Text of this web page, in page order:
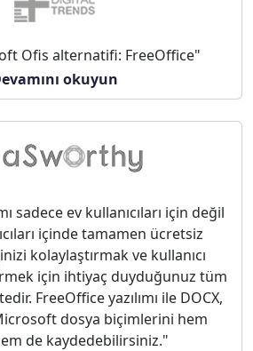
Ofis alternatifi: FreeOffice"
okuyun
sadece ev kullanıcıları için değil
içinde tamamen ücretsiz
kolaylaştırmak ve kullanıcı
için ihtiyaç duyduğunuz tüm
FreeOffice yazılımı ile DOCX,
dosya biçimlerini hem
de kaydedebilirsiniz."